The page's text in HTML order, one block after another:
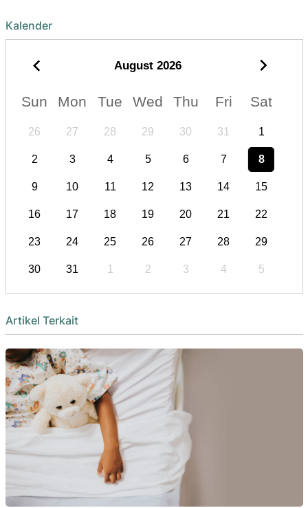
Kalender
August 2026
Sun Mon Tue Wed Thu Fri Sat
26 27 28 29 30 31 1
2 3 4 5 6 7 8
9 10 11 12 13 14 15
16 17 18 19 20 21 22
23 24 25 26 27 28 29
30 31 1 2 3 4 5
Artikel Terkait